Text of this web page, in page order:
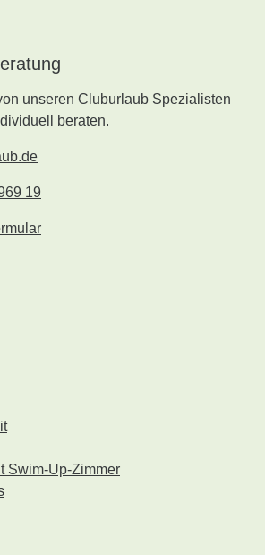
unseren Cluburlaub Spezialisten
beraten.
19
Swim-Up-Zimmer